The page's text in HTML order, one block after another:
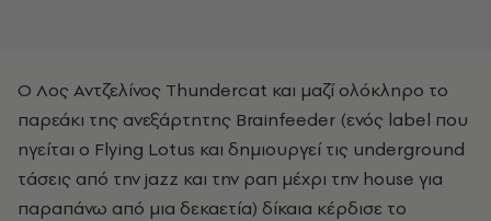
O Λος Αντζελίνος Thundercat και μαζί ολόκληρο το
παρεάκι της ανεξάρτητης Brainfeeder (ενός label που
ηγείται ο Flying Lotus και δημιουργεί τις underground
τάσεις από την jazz και την ραπ μέχρι την house για
παραπάνω από μια δεκαετία) δίκαια κέρδισε το